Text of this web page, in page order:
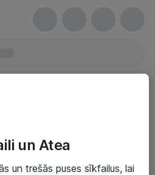
un Atea
un trešās puses sīkfailus, lai